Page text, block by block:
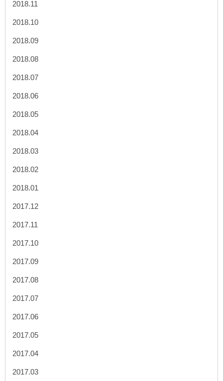
2018.11
2018.10
2018.09
2018.08
2018.07
2018.06
2018.05
2018.04
2018.03
2018.02
2018.01
2017.12
2017.11
2017.10
2017.09
2017.08
2017.07
2017.06
2017.05
2017.04
2017.03